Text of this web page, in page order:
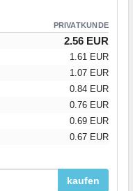
PRIVATKUNDE
2.56 EUR
1.61 EUR
1.07 EUR
0.84 EUR
0.76 EUR
0.69 EUR
0.67 EUR
kaufen